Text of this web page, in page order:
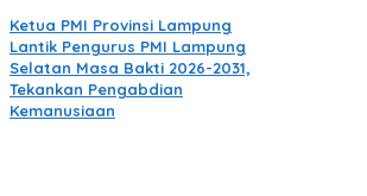
Ketua PMI Provinsi Lampung
Lantik Pengurus PMI Lampung
Selatan Masa Bakti 2026-2031,
Tekankan Pengabdian
Kemanusiaan